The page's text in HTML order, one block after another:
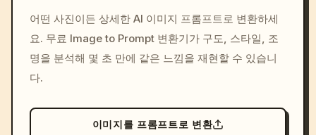
c, cyberpunk sunset, neon
colors, 8k --v 6.0
어떤 사진이든 상세한 AI 이미지 프롬프트로 변환하세
요. 무료 Image to Prompt 변환기가 구도, 스타일, 조
명을 분석해 몇 초 만에 같은 느낌을 재현할 수 있습니
다.
이미지를 프롬프트로 변환